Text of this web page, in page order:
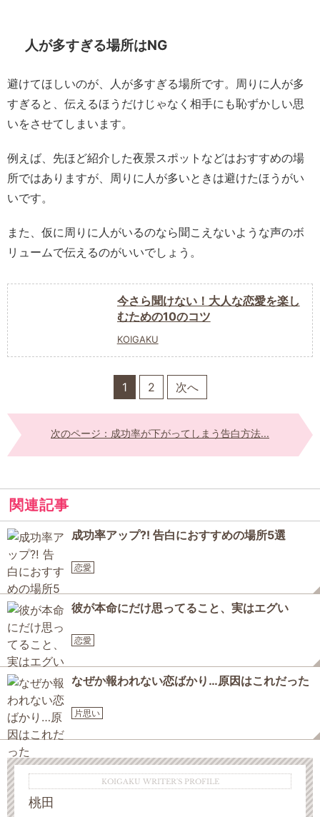
人が多すぎる場所はNG
避けてほしいのが、人が多すぎる場所です。周りに人が多
すぎると、伝えるほうだけじゃなく相手にも恥ずかしい思
いをさせてしまいます。
例えば、先ほど紹介した夜景スポットなどはおすすめの場
所ではありますが、周りに人が多いときは避けたほうがい
いです。
また、仮に周りに人がいるのなら聞こえないような声のボ
リュームで伝えるのがいいでしょう。
今さら聞けない！大人な恋愛を楽し
むための10のコツ
KOIGAKU
1 2 次へ
次のページ：成功率が下がってしまう告白方法...
関連記事
成功率アップ⁈ 告白におすすめの場所5選
恋愛
彼が本命にだけ思ってること、実はエグい
恋愛
なぜか報われない恋ばかり…原因はこれだった
片思い
KOIGAKU WRITER'S PROFILE
桃田